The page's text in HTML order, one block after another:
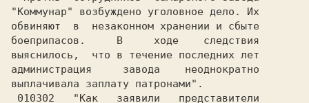
"Коммунар" возбуждено уголовное дело. Их
обвиняют  в  незаконном хранении и сбыте
боеприпасов.     В     ходе    следствия
выяснилось,  что в течение последних лет
администрация     завода    неоднократно
выплачивала заплату патронами".